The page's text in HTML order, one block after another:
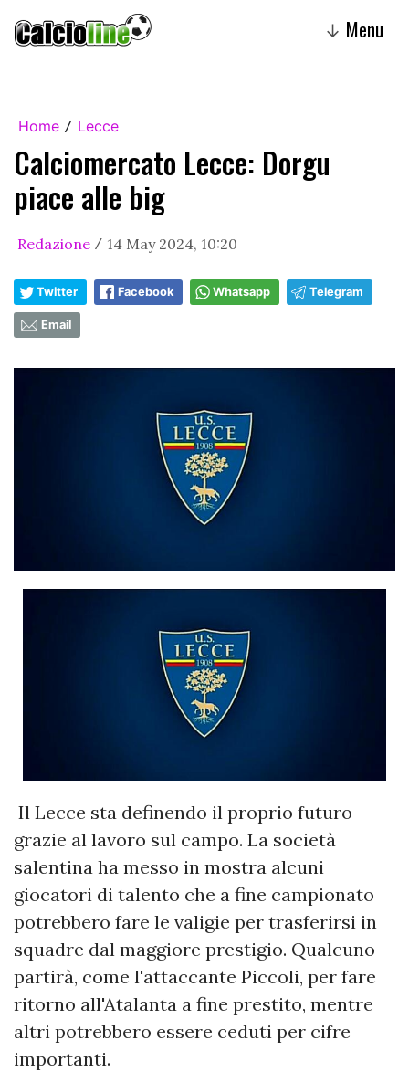
↓ Menu
Home / Lecce
Calciomercato Lecce: Dorgu
piace alle big
Redazione / 14 May 2024, 10:20
Twitter Facebook Whatsapp Telegram
Email
Il Lecce sta definendo il proprio futuro
grazie al lavoro sul campo. La società
salentina ha messo in mostra alcuni
giocatori di talento che a fine campionato
potrebbero fare le valigie per trasferirsi in
squadre dal maggiore prestigio. Qualcuno
partirà, come l'attaccante Piccoli, per fare
ritorno all'Atalanta a fine prestito, mentre
altri potrebbero essere ceduti per cifre
importanti.